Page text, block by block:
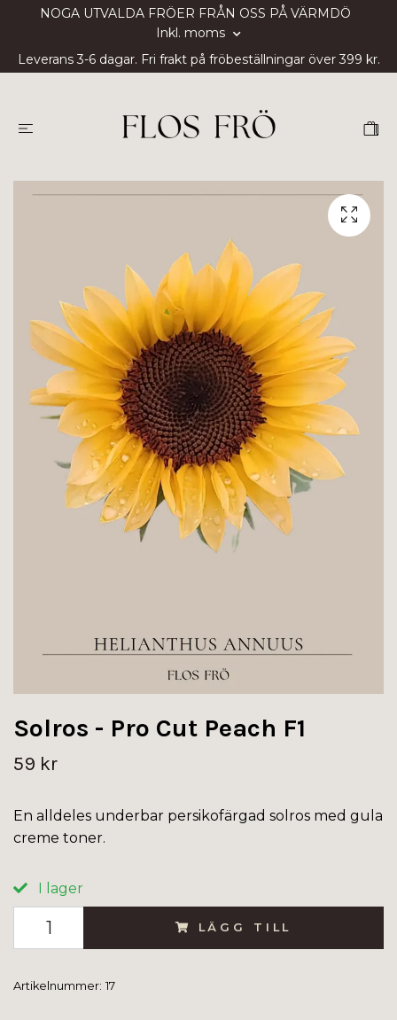
NOGA UTVALDA FRÖER FRÅN OSS PÅ VÄRMDÖ
Inkl. moms
Leverans 3-6 dagar. Fri frakt på fröbeställningar över 399 kr.
Solros - Pro Cut Peach F1
59 kr
En alldeles underbar persikofärgad solros med gula
creme toner.
I lager
LÄGG TILL
Artikelnummer: 17